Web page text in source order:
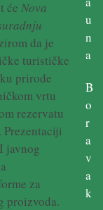
će Nova
da je
turističke
prirode
vrtu
rezervatu
javnog
za
proizvoda.
u
n
a
B
o
r
a
v
a
k